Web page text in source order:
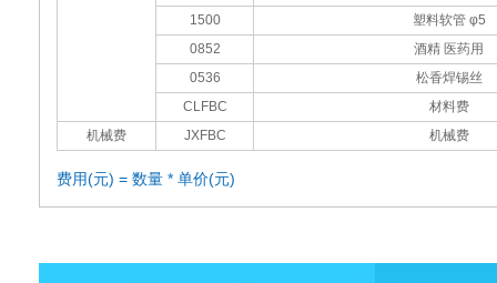
1500
塑料软管 φ5
0852
酒精 医药用
0536
松香焊锡丝
CLFBC
材料费
机械费
JXFBC 机械费
费用(元) = 数量 * 单价(元)